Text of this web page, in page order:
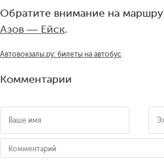
Обратите внимание на
Азов — Ейск.
Автовокзалы.ру: билеты на автобус
Комментарии